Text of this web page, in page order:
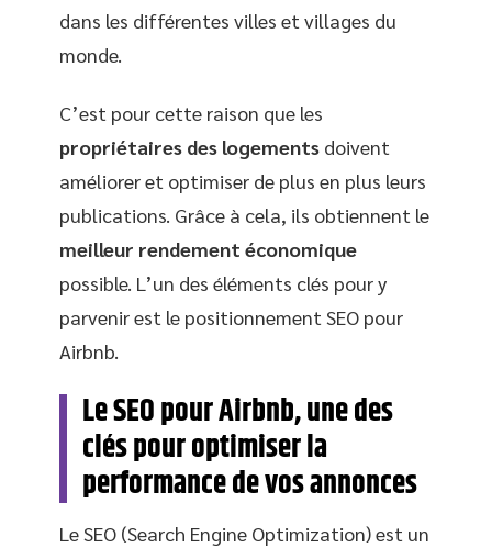
dans les différentes villes et villages du
monde.
C’est pour cette raison que les
propriétaires des logements doivent
améliorer et optimiser de plus en plus leurs
publications. Grâce à cela, ils obtiennent le
meilleur rendement économique
possible. L’un des éléments clés pour y
parvenir est le positionnement SEO pour
Airbnb.
Le SEO pour Airbnb, une des
clés pour optimiser la
performance de vos annonces
Le SEO (Search Engine Optimization) est un